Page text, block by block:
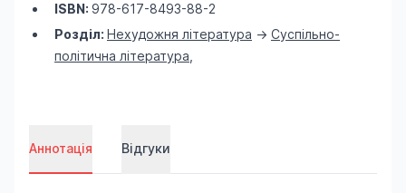
ISBN: 978-617-8493-88-2
Розділ: Нехудожня література -> Суспільно-
політична література
Аннотація Відгуки